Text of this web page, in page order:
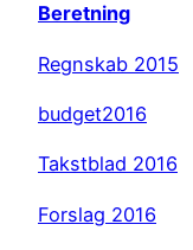
Beretning
Regnskab 2015
budget2016
Takstblad 2016
Forslag 2016